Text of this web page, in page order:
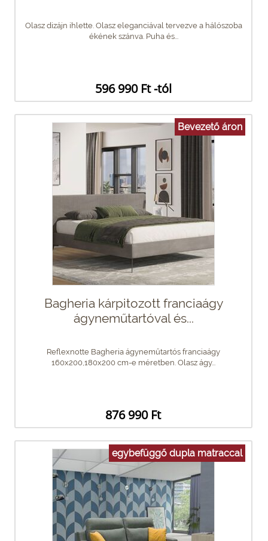
Olasz dizájn ihlette. Olasz eleganciával tervezve a hálószoba
ékének szánva. Puha és...
596 990 Ft -tól
Bevezető áron
Bagheria kárpitozott franciaágy
ágyneműtartóval és...
Reflexnotte Bagheria ágyneműtartós franciaágy
160x200,180x200 cm-e méretben. Olasz ágy...
876 990 Ft
egybefüggő dupla matraccal